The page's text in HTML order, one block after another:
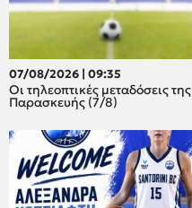
07/08/2026 | 09:35
Οι τηλεοπτικές μεταδόσεις της
Παρασκευής (7/8)